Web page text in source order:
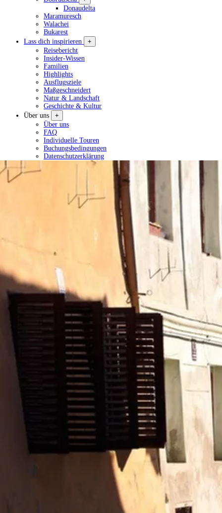
Donaudelta
Maramuresch
Walachei
Bukarest
Lass dich inspirieren
+
Reisebericht
Insider-Wissen
Familien
Highlights
Ausflugsziele
Maßgeschneidert
Natur & Landschaft
Geschichte & Kultur
Über uns
+
Über uns
FAQ
Individuelle Touren
Buchungsbedingungen
Datenschutzerklärung